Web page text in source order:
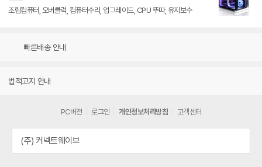
조립컴퓨터, 오버클럭, 컴퓨터수리, 업그레이드, CPU 뚜따, 유지보수
빠른배송 안내
법적고지 안내
PC버전 로그인 개인정보처리방침 고객센터
(주) 커넥트웨이브